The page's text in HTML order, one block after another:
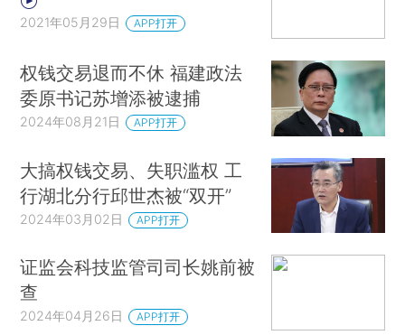
2021年05月29日 APP打开
权钱交易退而不休 福建政法
委原书记苏增添被逮捕
2024年08月21日 APP打开
大搞权钱交易、失职滥权 工
行湖北分行邱世杰被“双开”
2024年03月02日 APP打开
证监会科技监管司司长姚前被
查
2024年04月26日 APP打开